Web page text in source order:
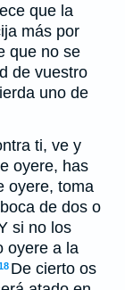
que la
más por
que no se
de vuestro
uno de
ti, ve y
oyere, has
oyere, toma
de dos o
si no los
oyere a la
De cierto os